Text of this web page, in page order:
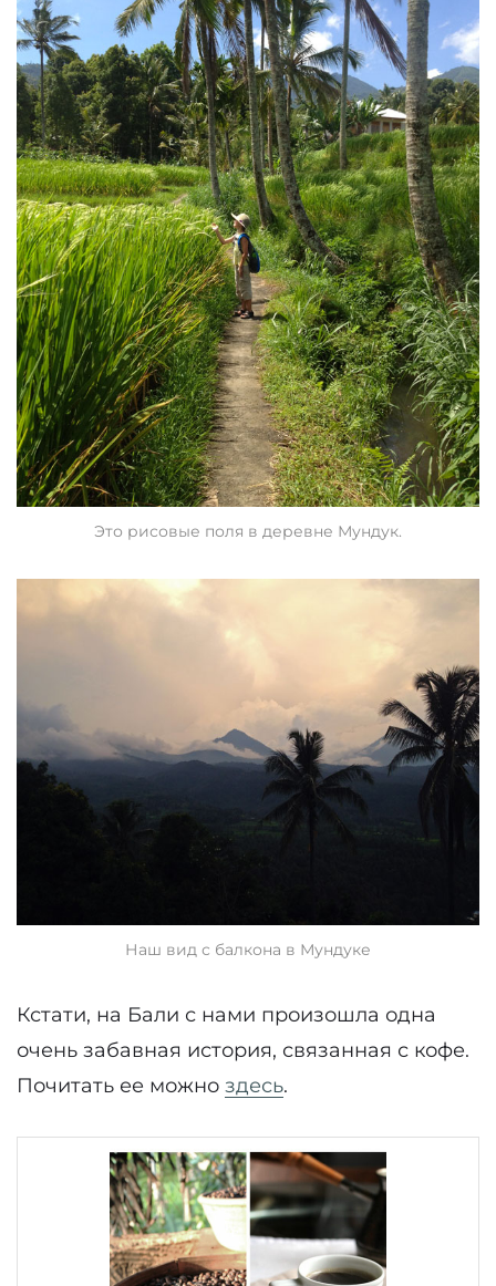
Это рисовые поля в деревне Мундук.
Наш вид с балкона в Мундуке
Кстати, на Бали с нами произошла одна
очень забавная история, связанная с кофе.
Почитать ее можно здесь.